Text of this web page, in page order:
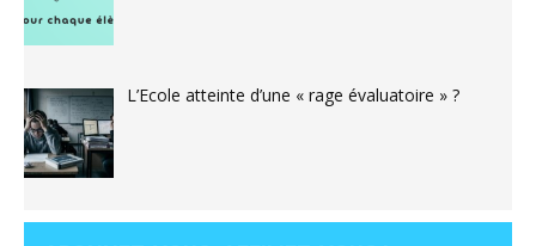
L’Ecole atteinte d’une « rage évaluatoire » ?